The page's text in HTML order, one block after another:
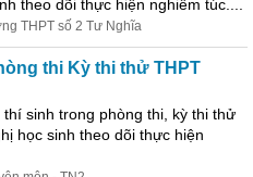
theo dõi thực hiện nghiêm túc....
THPT số 2 Tư Nghĩa
thi Kỳ thi thử THPT
sinh trong phòng thi, kỳ thi thử
học sinh theo dõi thực hiện